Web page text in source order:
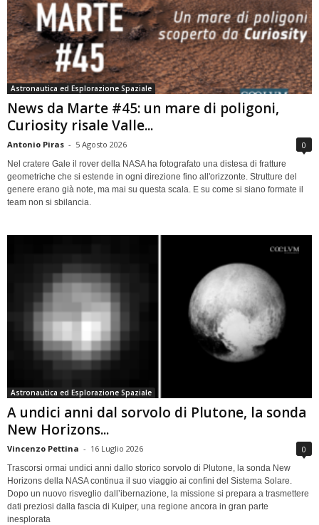
Astronautica ed Esplorazione Spaziale
News da Marte #45: un mare di poligoni,
Curiosity risale Valle...
Antonio Piras - 5 Agosto 2026 0
Nel cratere Gale il rover della NASA ha fotografato una distesa di fratture
geometriche che si estende in ogni direzione fino all'orizzonte. Strutture del
genere erano già note, ma mai su questa scala. E su come si siano formate il
team non si sbilancia.
Astronautica ed Esplorazione Spaziale
A undici anni dal sorvolo di Plutone, la sonda
New Horizons...
Vincenzo Pettina - 16 Luglio 2026 0
Trascorsi ormai undici anni dallo storico sorvolo di Plutone, la sonda New
Horizons della NASA continua il suo viaggio ai confini del Sistema Solare.
Dopo un nuovo risveglio dall’ibernazione, la missione si prepara a trasmettere
dati preziosi dalla fascia di Kuiper, una regione ancora in gran parte
inesplorata